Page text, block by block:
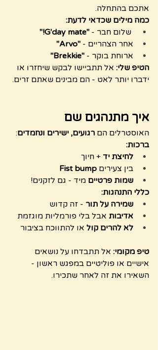
אתכם בהתחלה.
כמה מילים שכדאי לדעת:
שלום חבר - "G'day mate!"
אחר הצהריים - "Arvo"
ארוחת בוקר - "Brekkie"
הטיפ שלי: אל תתביישו לבקש שיחזרו או
ידברו יותר לאט - הם מבינים שאתם זרים.
איך מתנהגים שם
האוסטרלים הם רגועים, ישירים ונחמדים:
ברכות:
לחיצת יד + חיוך
בין צעירים Fist bump
שמות פרטיים מיד - גם לזקנים!
כללי התנהגות:
שמירה על תור - זה קדוש
אדיבות אבל בלי פורמליות מוגזמת
לא להרים קול או להתווכח בציבור
טיפ מקומי: אל תתבדחו על נושאים
אישיים או פוליטיים במפגש ראשון -
השאירו את זה לאחר שתכירו.